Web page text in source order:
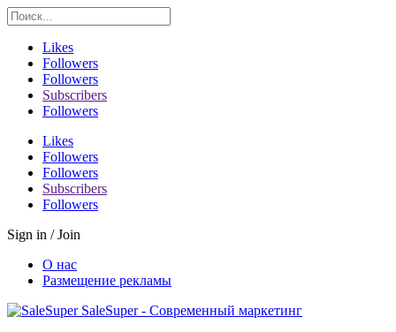
Likes
Followers
Followers
Subscribers
Followers
Likes
Followers
Followers
Subscribers
Followers
Sign in / Join
О нас
Размещение рекламы
SaleSuper - Современный маркетинг